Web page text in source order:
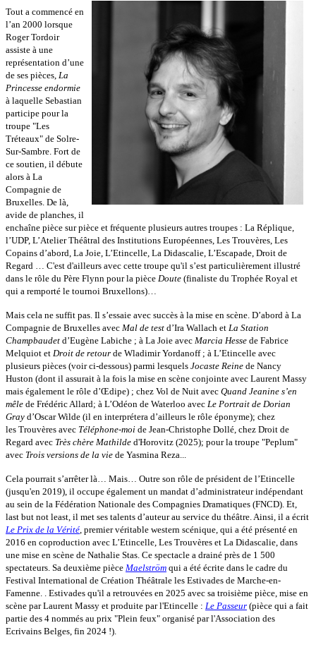
Tout a commencé en
l’an 2000 lorsque
Roger Tordoir
assiste à une
représentation d’une
de ses pièces, La
Princesse endormie
à laquelle Sebastian
participe pour la
troupe "Les
Tréteaux" de Solre-
Sur-Sambre. Fort de
ce soutien, il débute
alors à La
Compagnie de
Bruxelles. De là,
avide de planches, il
enchaîne pièce sur pièce et fréquente plusieurs autres troupes : La Réplique,
l’UDP, L’Atelier Théâtral des Institutions Européennes, Les Trouvères, Les
Copains d’abord, La Joie, L’Etincelle, La Didascalie, L’Escapade, Droit de
Regard … C'est d'ailleurs avec cette troupe qu'il s’est particulièrement illustré
dans le rôle du Père Flynn pour la pièce Doute (finaliste du Trophée Royal et
qui a remporté le tournoi Bruxellons)…
Mais cela ne suffit pas. Il s’essaie avec succès à la mise en scène. D’abord à La
Compagnie de Bruxelles avec Mal de test d’Ira Wallach et La Station
Champbaudet d’Eugène Labiche ; à La Joie avec Marcia Hesse de Fabrice
Melquiot et Droit de retour de Wladimir Yordanoff ; à L’Etincelle avec
plusieurs pièces (voir ci-dessous) parmi lesquels Jocaste Reine de Nancy
Huston (dont il assurait à la fois la mise en scène conjointe avec Laurent Massy
mais également le rôle d’Œdipe) ; chez Vol de Nuit avec Quand Jeanine s’en
mêle de Frédéric Allard; à L’Odéon de Waterloo avec Le Portrait de Dorian
Gray d’Oscar Wilde (il en interprétera d’ailleurs le rôle éponyme); chez
les Trouvères avec Téléphone-moi de Jean-Christophe Dollé, chez Droit de
Regard avec Très chère Mathilde d'Horovitz (2025); pour la troupe "Peplum"
avec Trois versions de la vie de Yasmina Reza...
Cela pourrait s’arrêter là… Mais… Outre son rôle de président de l’Etincelle
(jusqu'en 2019), il occupe également un mandat d’administrateur indépendant
au sein de la Fédération Nationale des Compagnies Dramatiques (FNCD). Et,
last but not least, il met ses talents d’auteur au service du théâtre. Ainsi, il a écrit
Le Prix de la Vérité , premier véritable western scénique, qui a été présenté en
2016 en coproduction avec L’Etincelle, Les Trouvères et La Didascalie, dans
une mise en scène de Nathalie Stas. Ce spectacle a drainé près de 1 500
spectateurs. Sa deuxième pièce Maelström qui a été écrite dans le cadre du
Festival International de Création Théâtrale les Estivades de Marche-en-
Famenne. . Estivades qu'il a retrouvées en 2025 avec sa troisième pièce, mise en
scène par Laurent Massy et produite par l'Etincelle : Le Passeur (pièce qui a fait
partie des 4 nommés au prix "Plein feux" organisé par l'Association des
Ecrivains Belges, fin 2024 !).